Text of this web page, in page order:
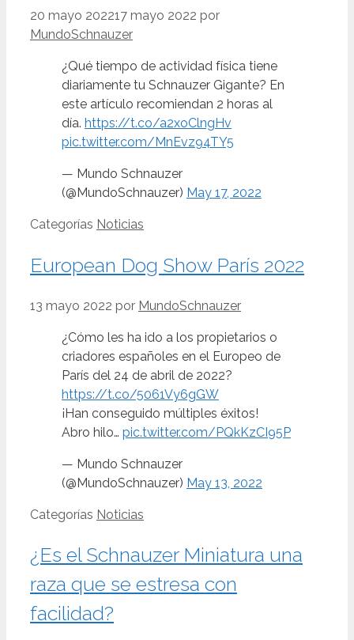
20 mayo 202217 mayo 2022 por
MundoSchnauzer
¿Qué tiempo de actividad física tiene
diariamente tu Schnauzer Gigante? En
este artículo recomiendan 2 horas al
día. https://t.co/a2xoClngHv
pic.twitter.com/MnEvz94TY5
— Mundo Schnauzer
(@MundoSchnauzer) May 17, 2022
Categorías Noticias
European Dog Show París 2022
13 mayo 2022 por MundoSchnauzer
¿Cómo les ha ido a los propietarios o
criadores españoles en el Europeo de
París del 24 de abril de 2022?
https://t.co/5061Vy6gGW
¡Han conseguido múltiples éxitos!
Abro hilo… pic.twitter.com/PQkKzCI95P
— Mundo Schnauzer
(@MundoSchnauzer) May 13, 2022
Categorías Noticias
¿Es el Schnauzer Miniatura una
raza que se estresa con
facilidad?